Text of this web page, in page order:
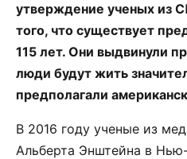
утверждение ученых из
того, что существует
115 лет. Они выдвинули
люди будут жить
предполагали
В 2016 году ученые из
Альберта Энштейна в